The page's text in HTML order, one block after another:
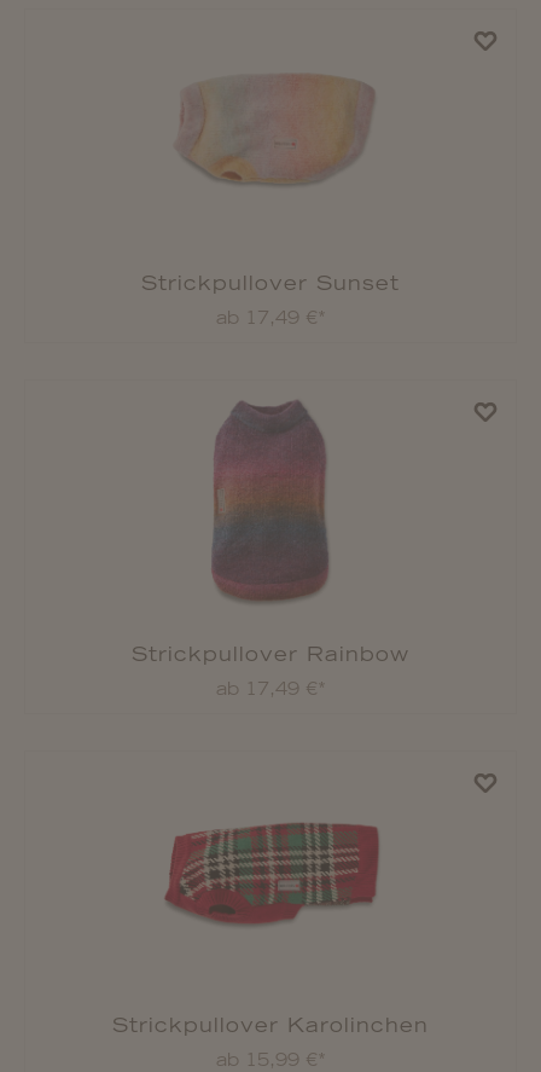
Strickpullover Sunset
ab 17,49 €*
Strickpullover Rainbow
ab 17,49 €*
Strickpullover Karolinchen
ab 15,99 €*